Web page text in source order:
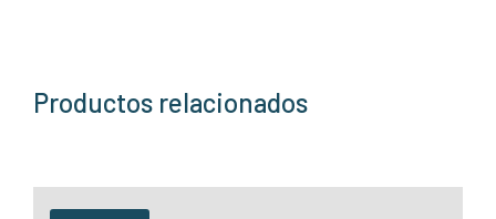
Productos relacionados